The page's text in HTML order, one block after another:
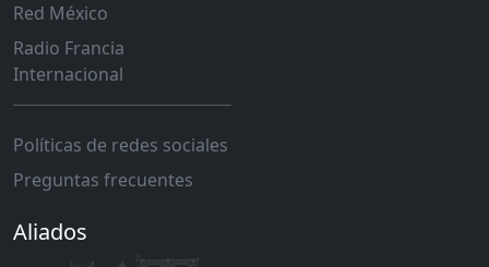
Red México
Radio Francia
Internacional
Políticas de redes sociales
Preguntas frecuentes
Aliados